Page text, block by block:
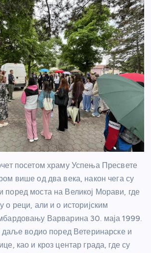
посетом храму Успења Пресвете
више од два века, након чега су
поред моста на Великој Морави, где
о реци, али и о историјским
Варварина 30. маја 1999.
даље водио поред Ветеринарске и
као и кроз центар града, где су